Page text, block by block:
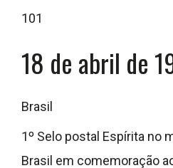
101
18 de abril de
Brasil
1º Selo postal Espírita no
Brasil em comemoração